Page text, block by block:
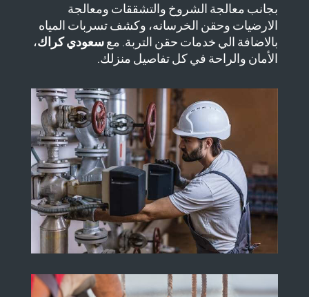
بجانب معالجة الشروخ والتشققات ومعالجة
الارضيات وحقن الخرسانه، وكشف تسربات المياه
بالاضافة الي خدمات حقن التربة. مع سعودي كراك،
الأمان والراحة في كل تفاصيل منزلك.